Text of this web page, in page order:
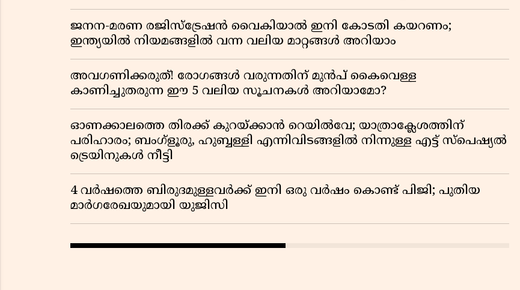
ജനന-മരണ രജിസ്ട്രേഷൻ വൈകിയാൽ ഇനി കോടതി കയറണം;
ഇന്ത്യയിൽ നിയമങ്ങളിൽ വന്ന വലിയ മാറ്റങ്ങൾ അറിയാം
അവഗണിക്കരുത്! രോഗങ്ങൾ വരുന്നതിന് മുൻപ് കൈവെള്ള
കാണിച്ചുതരുന്ന ഈ 5 വലിയ സൂചനകൾ അറിയാമോ?
ഓണക്കാലത്തെ തിരക്ക് കുറയ്ക്കാൻ റെയിൽവേ; യാത്രാക്ലേശത്തിന്
പരിഹാരം; ബംഗ്ളൂരു, ഹുബ്ബള്ളി എന്നിവിടങ്ങളിൽ നിന്നുള്ള എട്ട് സ്പെഷ്യൽ
ട്രെയിനുകൾ നീട്ടി
4 വർഷത്തെ ബിരുദമുള്ളവർക്ക് ഇനി ഒരു വർഷം കൊണ്ട് പിജി; പുതിയ
മാർഗരേഖയുമായി യുജിസി